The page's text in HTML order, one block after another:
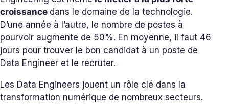
croissance dans le domaine de la technologie.
D’une année à l’autre, le nombre de postes à
pourvoir augmente de 50%. En moyenne, il faut 46
jours pour trouver le bon candidat à un poste de
Data Engineer et le recruter.
Les Data Engineers jouent un rôle clé dans la
transformation numérique de nombreux secteurs.